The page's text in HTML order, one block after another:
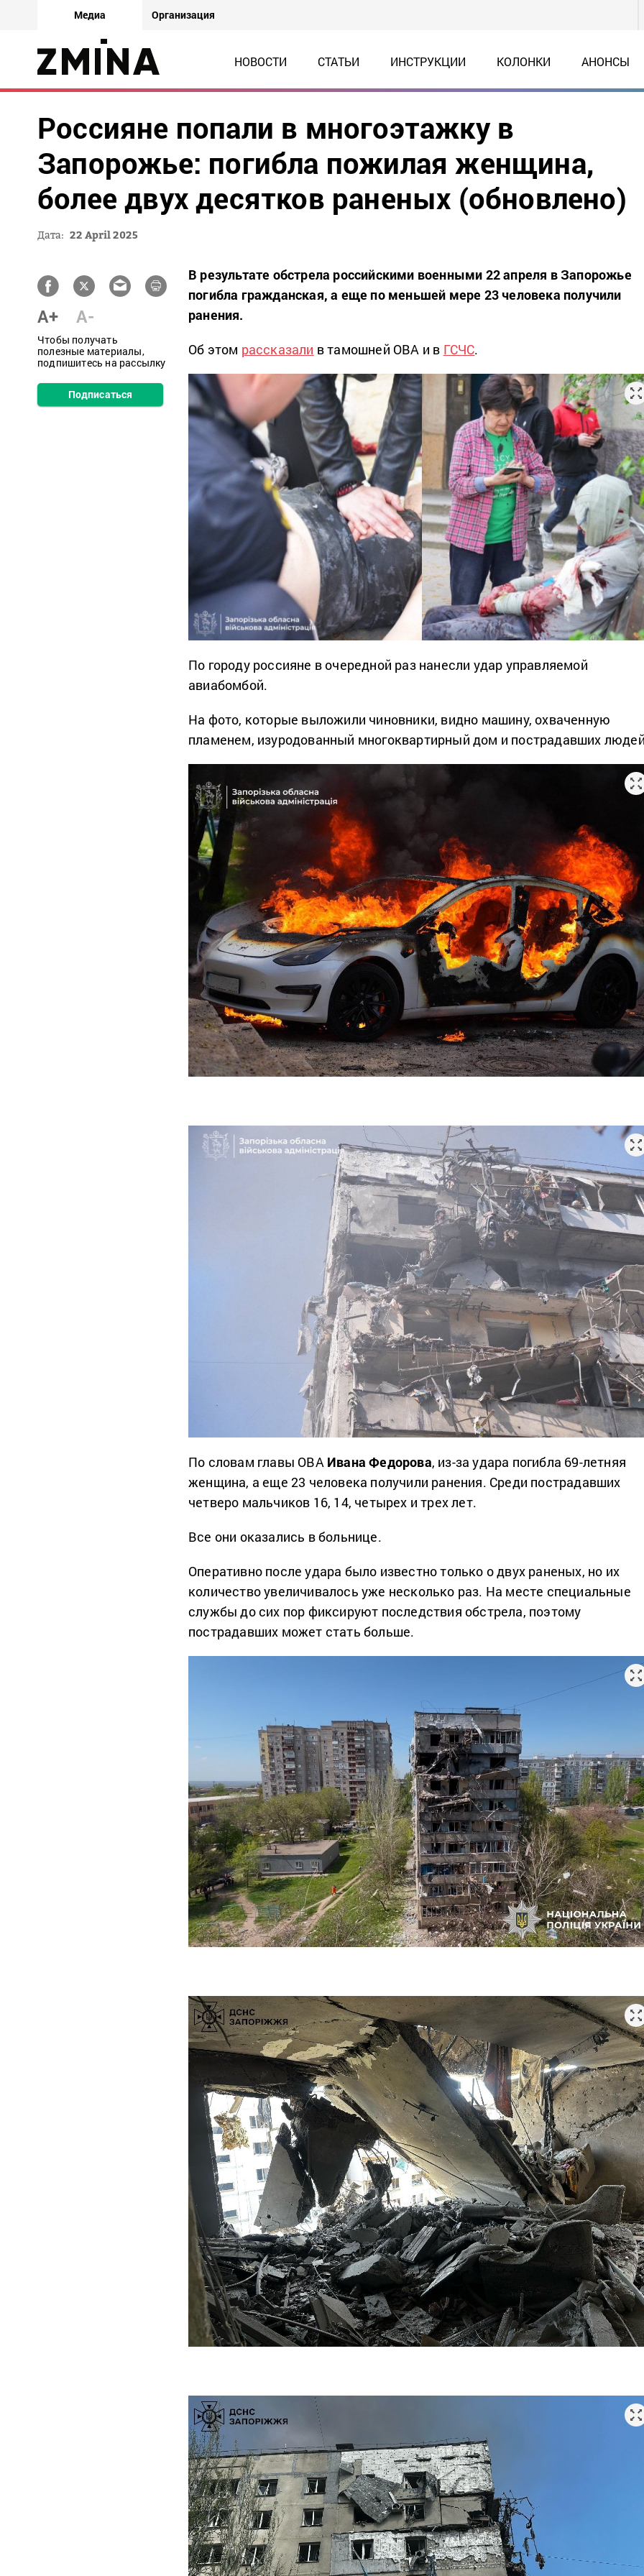
Медиа Организация
НОВОСТИ СТАТЬИ ИНСТРУКЦИИ КОЛОНКИ АНОНСЫ
Россияне попали в многоэтажку в
Запорожье: погибла пожилая женщина,
более двух десятков раненых (обновлено)
Дата: 22 April 2025
A+ A-
Чтобы получать
полезные материалы,
подпишитесь на рассылку
Подписаться
В результате обстрела российскими военными 22 апреля в Запорожье
погибла гражданская, а еще по меньшей мере 23 человека получили
ранения.
Об этом рассказали в тамошней ОВА и в ГСЧС.
По городу россияне в очередной раз нанесли удар управляемой
авиабомбой.
На фото, которые выложили чиновники, видно машину, охваченную
пламенем, изуродованный многоквартирный дом и пострадавших
По словам главы ОВА Ивана Федорова, из-за удара погибла 69-летняя
женщина, а еще 23 человека получили ранения. Среди пострадавших
четверо мальчиков 16, 14, четырех и трех лет.
Все они оказались в больнице.
Оперативно после удара было известно только о двух раненых, но их
количество увеличивалось уже несколько раз. На месте специальные
службы до сих пор фиксируют последствия обстрела, поэтому
пострадавших может стать больше.